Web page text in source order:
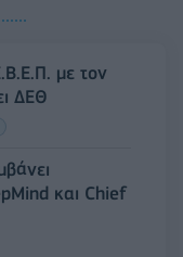
με τον
ΔΕΘ
και Chief